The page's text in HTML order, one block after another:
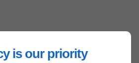
is our priority